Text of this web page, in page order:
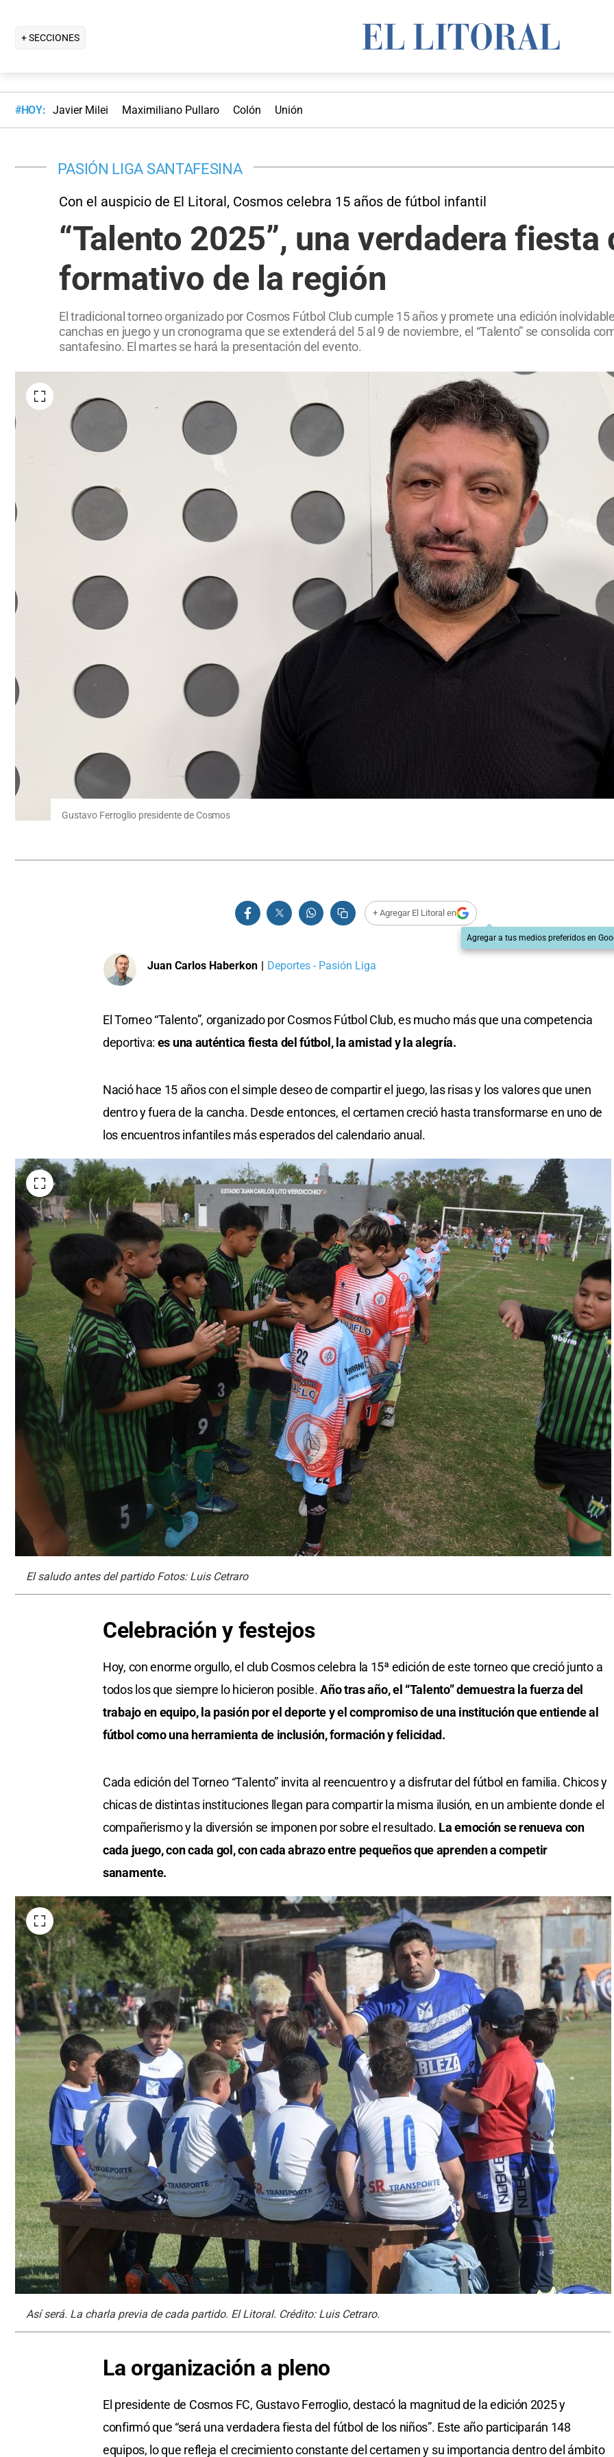
+ SECCIONES
#HOY: Javier Milei Maximiliano Pullaro Colón Unión
PASIÓN LIGA SANTAFESINA
Con el auspicio de El Litoral, Cosmos celebra 15 años de fútbol infantil
“Talento 2025”, una verdadera
formativo de la región
El tradicional torneo organizado por Cosmos Fútbol Club cumple 15 años y promete una edición
canchas en juego y un cronograma que se extenderá del 5 al 9 de noviembre, el “Talento” se consolida
santafesino. El martes se hará la presentación del evento.
Gustavo Ferroglio presidente de Cosmos
+ Agregar El Litoral en
Agregar a tus medios preferidos en
Juan Carlos Haberkon | Deportes - Pasión Liga
El Torneo “Talento”, organizado por Cosmos Fútbol Club, es mucho más que una competencia
deportiva: es una auténtica fiesta del fútbol, la amistad y la alegría.
Nació hace 15 años con el simple deseo de compartir el juego, las risas y los valores que unen
dentro y fuera de la cancha. Desde entonces, el certamen creció hasta transformarse en uno de
los encuentros infantiles más esperados del calendario anual.
El saludo antes del partido Fotos: Luis Cetraro
Celebración y festejos
Hoy, con enorme orgullo, el club Cosmos celebra la 15ª edición de este torneo que creció junto a
todos los que siempre lo hicieron posible.Año tras año, el “Talento” demuestra la fuerza del
trabajo en equipo, la pasión por el deporte y el compromiso de una institución que entiende al
fútbol como una herramienta de inclusión, formación y felicidad.
Cada edición del Torneo “Talento” invita al reencuentro y a disfrutar del fútbol en familia. Chicos y
chicas de distintas instituciones llegan para compartir la misma ilusión, en un ambiente donde el
compañerismo y la diversión se imponen por sobre el resultado. La emoción se renueva con
cada juego, con cada gol, con cada abrazo entre pequeños que aprenden a competir
sanamente.
Así será. La charla previa de cada partido. El Litoral. Crédito: Luis Cetraro.
La organización a pleno
El presidente de Cosmos FC, Gustavo Ferroglio, destacó la magnitud de la edición 2025 y
confirmó que “será una verdadera fiesta del fútbol de los niños”. Este año participarán 148
equipos, lo que refleja el crecimiento constante del certamen y su importancia dentro del ámbito